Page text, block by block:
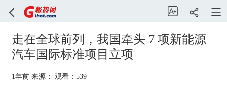
走在全球前列，我国牵头 7 项新能源
汽车国际标准项目立项
1年前来源： 观看：539